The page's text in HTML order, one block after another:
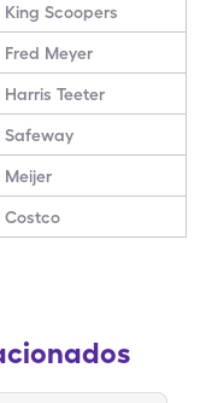
King Scoopers
Fred Meyer
Harris Teeter
Safeway
Meijer
Costco